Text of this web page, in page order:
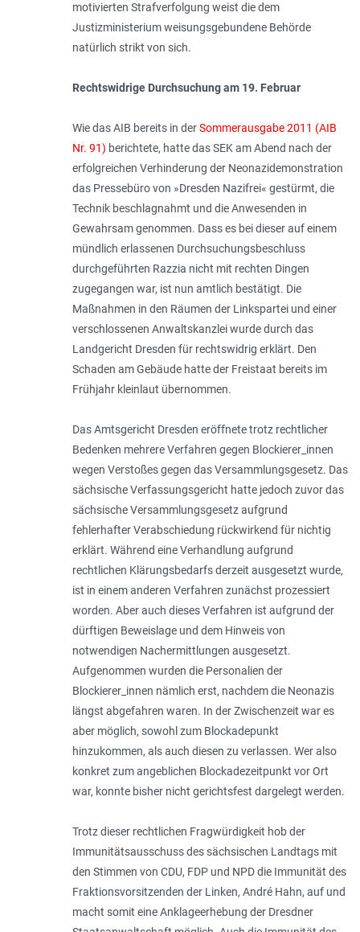
motivierten Strafverfolgung weist die dem
Justizministerium weisungsgebundene Behörde
natürlich strikt von sich.
Rechtswidrige Durchsuchung am 19. Februar
Wie das AIB bereits in derSommerausgabe 2011 (AIB
Nr. 91) berichtete, hatte das SEK am Abend nach der
erfolgreichen Verhinderung der Neonazidemonstration
das Pressebüro von »Dresden Nazifrei« gestürmt, die
Technik beschlagnahmt und die Anwesenden in
Gewahrsam genommen. Dass es bei dieser auf einem
mündlich erlassenen Durchsuchungsbeschluss
durchgeführten Razzia nicht mit rechten Dingen
zugegangen war, ist nun amtlich bestätigt. Die
Maßnahmen in den Räumen der Linkspartei und einer
verschlossenen Anwaltskanzlei wurde durch das
Landgericht Dresden für rechtswidrig erklärt. Den
Schaden am Gebäude hatte der Freistaat bereits im
Frühjahr kleinlaut übernommen.
Das Amtsgericht Dresden eröffnete trotz rechtlicher
Bedenken mehrere Verfahren gegen Blockierer_innen
wegen Verstoßes gegen das Versammlungsgesetz. Das
sächsische Verfassungsgericht hatte jedoch zuvor das
sächsische Versammlungsgesetz aufgrund
fehlerhafter Verabschiedung rückwirkend für nichtig
erklärt. Während eine Verhandlung aufgrund
rechtlichen Klärungsbedarfs derzeit ausgesetzt wurde,
ist in einem anderen Verfahren zunächst prozessiert
worden. Aber auch dieses Verfahren ist aufgrund der
dürftigen Beweislage und dem Hinweis von
notwendigen Nachermittlungen ausgesetzt.
Aufgenommen wurden die Personalien der
Blockierer_innen nämlich erst, nachdem die Neonazis
längst abgefahren waren. In der Zwischenzeit war es
aber möglich, sowohl zum Blockadepunkt
hinzukommen, als auch diesen zu verlassen. Wer also
konkret zum angeblichen Blockadezeitpunkt vor Ort
war, konnte bisher nicht gerichtsfest dargelegt werden.
Trotz dieser rechtlichen Fragwürdigkeit hob der
Immunitätsausschuss des sächsischen Landtags mit
den Stimmen von CDU, FDP und NPD die Immunität des
Fraktionsvorsitzenden der Linken, André Hahn, auf und
macht somit eine Anklageerhebung der Dresdner